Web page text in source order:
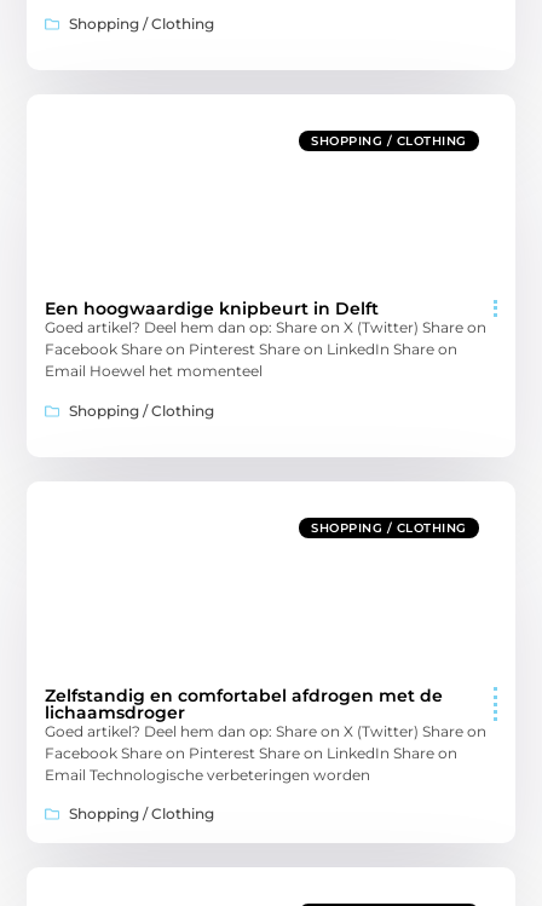
Shopping / Clothing
SHOPPING / CLOTHING
Een hoogwaardige knipbeurt in Delft
Goed artikel? Deel hem dan op: Share on X (Twitter) Share on
Facebook Share on Pinterest Share on LinkedIn Share on
Email Hoewel het momenteel
Shopping / Clothing
SHOPPING / CLOTHING
Zelfstandig en comfortabel afdrogen met de
lichaamsdroger
Goed artikel? Deel hem dan op: Share on X (Twitter) Share on
Facebook Share on Pinterest Share on LinkedIn Share on
Email Technologische verbeteringen worden
Shopping / Clothing